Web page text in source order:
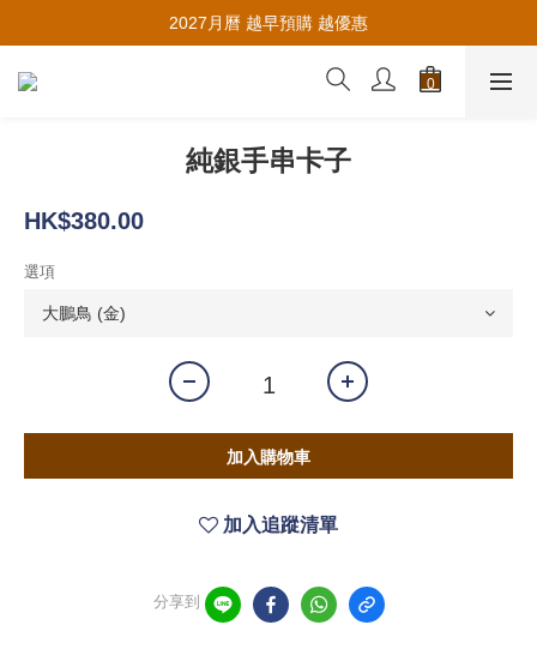
推薦新會員入會，賺取購物金🪙
2027月曆 越早預購 越優惠
推薦新會員入會，賺取購物金🪙
純銀手串卡子
HK$380.00
選項
加入購物車
加入追蹤清單
分享到